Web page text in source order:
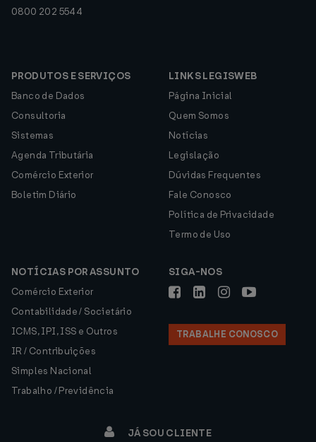
0800 202 5544
PRODUTOS E SERVIÇOS
Banco de Dados
Consultoria
Sistemas
Agenda Tributária
Comércio Exterior
Boletim Diário
LINKS LEGISWEB
Página Inicial
Quem Somos
Notícias
Legislação
Dúvidas Frequentes
Fale Conosco
Política de Privacidade
Termo de Uso
NOTÍCIAS POR ASSUNTO
Comércio Exterior
Contabilidade / Societário
ICMS, IPI, ISS e Outros
IR / Contribuições
Simples Nacional
Trabalho / Previdência
SIGA-NOS
TRABALHE CONOSCO
JÁ SOU CLIENTE